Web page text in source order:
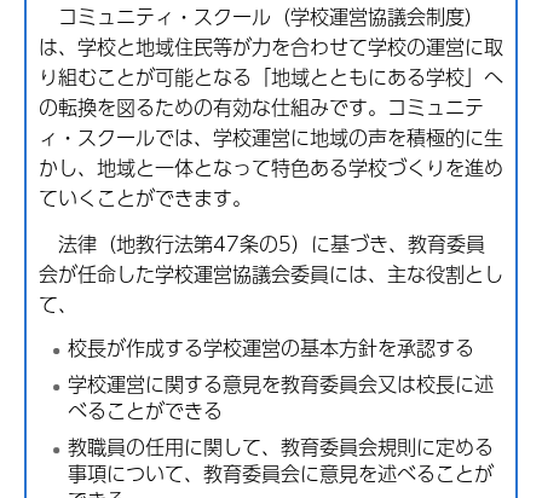
コミュニティ・スクール（学校運営協議会制度）
は、学校と地域住民等が力を合わせて学校の運営に取
り組むことが可能となる「地域とともにある学校」へ
の転換を図るための有効な仕組みです。コミュニテ
ィ・スクールでは、学校運営に地域の声を積極的に生
かし、地域と一体となって特色ある学校づくりを進め
ていくことができます。
法律（地教行法第47条の5）に基づき、教育委員
会が任命した学校運営協議会委員には、主な役割とし
て、
校長が作成する学校運営の基本方針を承認する
学校運営に関する意見を教育委員会又は校長に述
べることができる
教職員の任用に関して、教育委員会規則に定める
事項について、教育委員会に意見を述べることが